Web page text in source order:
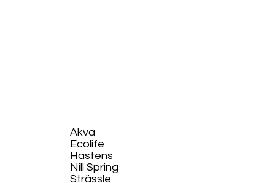
Akva
Ecolife​
Hästens
Nill Spring
Strässle